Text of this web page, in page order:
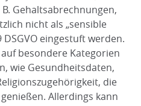
Gehaltsabrechnungen,
nicht als „sensible
eingestuft werden.
besondere Kategorien
wie Gesundheitsdaten,
die
Allerdings kann